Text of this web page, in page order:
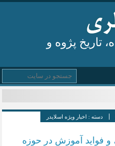
تاریخ پژوه و
دسته : اخبار ویژه اسلایدر
فواید آموزش در حوزه